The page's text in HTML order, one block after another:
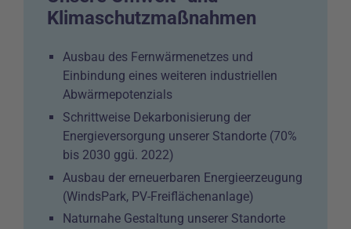
Klimaschutzmaßnahmen
Ausbau des Fernwärmenetzes und
Einbindung eines weiteren industriellen
Abwärmepotenzials
Schrittweise Dekarbonisierung der
Energieversorgung unserer Standorte (70%
bis 2030 ggü. 2022)
Ausbau der erneuerbaren Energieerzeugung
(WindsPark, PV-Freiflächenanlage)
Naturnahe Gestaltung unserer Standorte